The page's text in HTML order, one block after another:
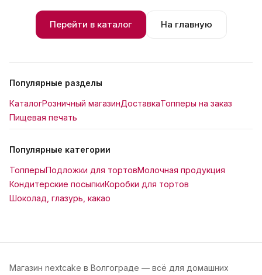
Перейти в каталог На главную
Популярные разделы
КаталогРозничный магазинДоставкаТопперы на заказ
Пищевая печать
Популярные категории
ТопперыПодложки для тортовМолочная продукция
Кондитерские посыпкиКоробки для тортов
Шоколад, глазурь, какао
Магазин nextcake в Волгограде — всё для домашних